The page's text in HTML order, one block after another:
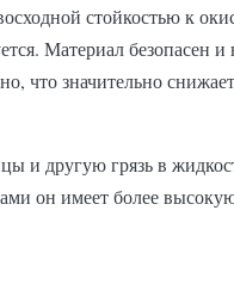
стойкостью к
Материал безопасен и
что значительно
и другую грязь в
он имеет более